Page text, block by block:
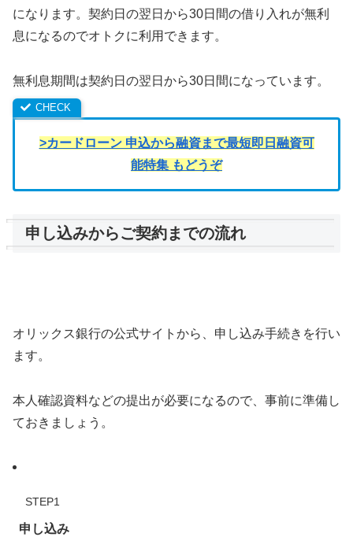
になります。契約日の翌日から30日間の借り入れが無利
息になるのでオトクに利用できます。
無利息期間は契約日の翌日から30日間になっています。
>カードローン 申込から融資まで最短即日融資可
能特集 もどうぞ
申し込みからご契約までの流れ
オリックス銀行の公式サイトから、申し込み手続きを行い
ます。
本人確認資料などの提出が必要になるので、事前に準備し
ておきましょう。
STEP1
申し込み